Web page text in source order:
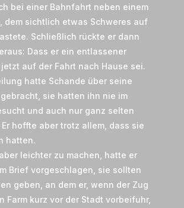
bei einer Bahnfahrt neben einem
dem sichtlich etwas Schweres auf
Schließlich rückte er dann
Dass er ein entlassener
auf der Fahrt nach Hause sei.
hatte Schande über seine
sie hatten ihn nie im
und auch nur ganz selten
hoffte aber trotz allem, dass sie
hatten.
leichter zu machen, hatte er
Brief vorgeschlagen, sie sollten
geben, an dem er, wenn der Zug
Farm kurz vor der Stadt vorbeifuhr,